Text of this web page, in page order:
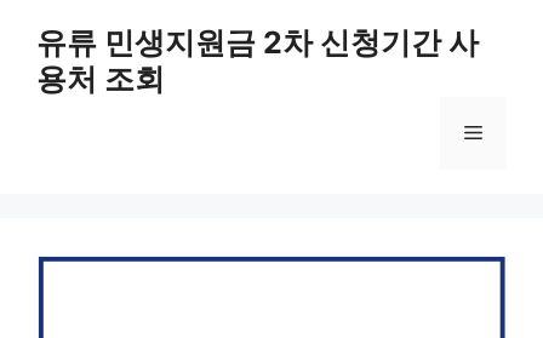
유류 민생지원금 2차 신청기간 사
용처 조회
메